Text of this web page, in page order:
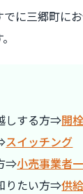
に三郷町に
しする方⇒開
スイッチング
⇒小売事業者
りたい方⇒供